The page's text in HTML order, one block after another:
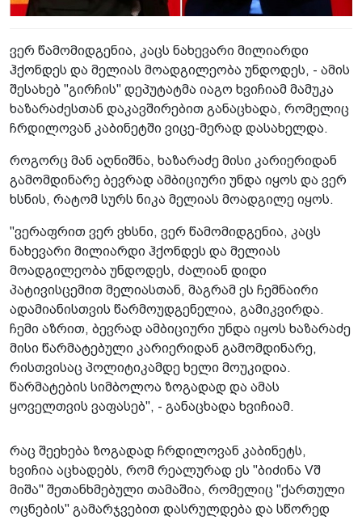
ვერ წამომიდგენია, კაცს ნახევარი მილიარდი
ჰქონდეს და მელიას მოადგილეობა უნდოდეს, - ამის
შესახებ "გირჩის" დეპუტატმა იაგო ხვიჩიამ მამუკა
ხაზარაძესთან დაკავშირებით განაცხადა, რომელიც
ჩრდილოვან კაბინეტში ვიცე-მერად დასახელდა.
როგორც მან აღნიშნა, ხაზარაძე მისი კარიერიდან
გამომდინარე ბევრად ამბიციური უნდა იყოს და ვერ
ხსნის, რატომ სურს ნიკა მელიას მოადგილე იყოს.
"ვერაფრით ვერ ვხსნი, ვერ წამომიდგენია, კაცს
ნახევარი მილიარდი ჰქონდეს და მელიას
მოადგილეობა უნდოდეს, ძალიან დიდი
პატივისცემით მელიასთან, მაგრამ ეს ჩემნაირი
ადამიანისთვის წარმოუდგენელია, გამიკვირდა.
ჩემი აზრით, ბევრად ამბიციური უნდა იყოს ხაზარაძე
მისი წარმატებული კარიერიდან გამომდინარე,
რისთვისაც პოლიტიკამდე ხელი მოუკიდია.
წარმატების სიმბოლოა ზოგადად და ამას
ყოველთვის ვაფასებ", - განაცხადა ხვიჩიამ.
რაც შეეხება ზოგადად ჩრდილოვან კაბინეტს,
ხვიჩია აცხადებს, რომ რეალურად ეს "ბიძინა Vშ
მიშა" შეთანხმებული თამაშია, რომელიც "ქართული
ოცნების" გამარჯვებით დასრულდება და სწორედ